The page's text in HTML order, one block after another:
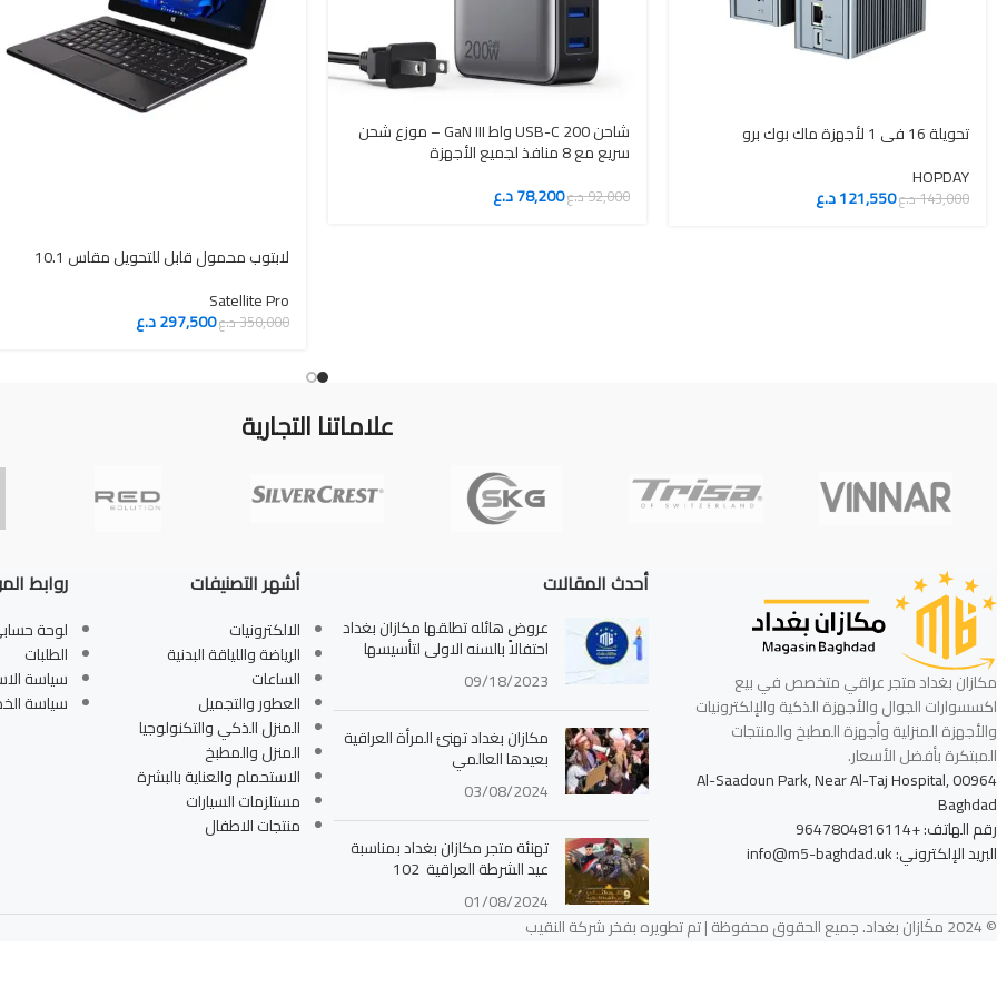
تحويلة 16 في 1 لأجهزة ماك بوك برو
HOPDAY
143,000د.ع121,550د.ع
شاحن USB-C 200 واط GaN III – موزع شحن
سريع مع 8 منافذ لجميع الأجهزة
92,000د.ع78,200د.ع
لابتوب محمول قابل للتحويل مقاس 10.1
Satellite Pro
350,000د.ع297,500د.ع
علاماتنا التجارية
مكازان بغداد متجر عراقي متخصص في بيع
اكسسوارات الجوال والأجهزة الذكية والإلكترونيات
والأجهزة المنزلية وأجهزة المطبخ والمنتجات
المبتكرة بأفضل الأسعار.
Al-Saadoun Park, Near Al-Taj Hospital, 00964
Baghdad
رقم الهاتف: +9647804816114
البريد الإلكتروني: info@m5-baghdad.uk
أحدث المقالات
عروض هائله تطلقها مكازان بغداد
احتفالاً بالسنه الاولى لتأسيسها
09/18/2023
مكازان بغداد تهنئ المرأة العراقية
بعيدها العالمي
03/08/2024
تهنئة متجر مكازان بغداد بمناسبة
عيد الشرطة العراقية 102
01/08/2024
أشهر التصنيفات
الالكترونيات
الرياضة واللياقة البدنية
الساعات
العطور والتجميل
المنزل الذكي والتكنولوجيا
المنزل والمطبخ
الاستحمام والعناية بالبشرة
مستلزمات السيارات
منتجات الاطفال
روابط
لوحة
الطلبات
سياسة
سياسة
© 2024 مكَازان بغداد. جميع الحقوق محفوظة | تم تطويره بفخر شركة النقيب